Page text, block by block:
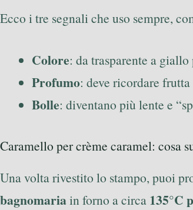
Ecco i tre segnali che uso sempre,
Colore: da trasparente a
Profumo: deve ricordare
Bolle: diventano più lente e
Caramello per crème caramel: cosa
Una volta rivestito lo stampo, puoi
bagnomariain forno a circa 135°C